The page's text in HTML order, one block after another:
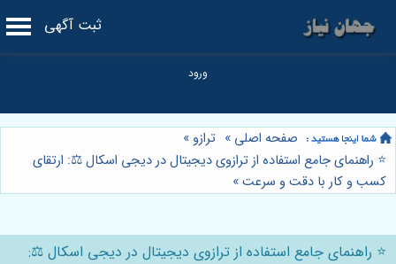
ثبت آگهی
صفحه اصلی » ترازو »
⭐️ راهنمای جامع استفاده از ترازوی دیجیتال در دیجی اسکال ⚖️: ارتقای
کسب و کار با دقت و سرعت»
⭐️ راهنمای جامع استفاده از ترازوی دیجیتال در دیجی اسکال ⚖️: